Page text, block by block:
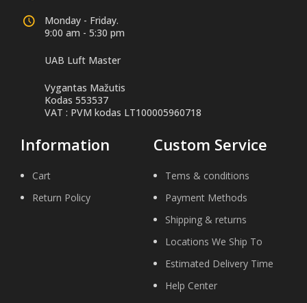
Monday - Friday.
9:00 am - 5:30 pm
UAB Luft Master
Vygantas Mažutis
Kodas 553537
VAT : PVM kodas LT100005960718
Information
Cart
Return Policy
Custom Service
Tems & conditions
Payment Methods
Shipping & returns
Locations We Ship To
Estimated Delivery Time
Help Center